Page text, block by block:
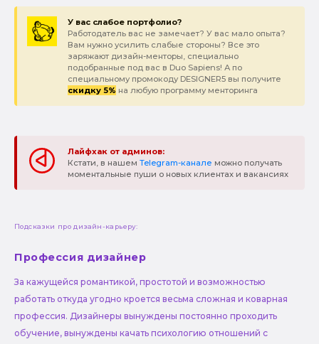
У вас слабое портфолио?
Работодатель вас не замечает? У вас мало опыта?
Вам нужно усилить слабые стороны? Все это
заряжают дизайн-менторы, специально
подобранные под вас в Duo Sapiens! А по
специальному промокоду DESIGNER5 вы получите
скидку 5% на любую программу менторинга
Лайфхак от админов:
Кстати, в нашем Telegram-канале можно получать
моментальные пуши о новых клиентах и вакансиях
Подсказки про дизайн-карьеру:
Профессия дизайнер
За кажущейся романтикой, простотой и возможностью
работать откуда угодно кроется весьма сложная и коварная
профессия. Дизайнеры вынуждены постоянно проходить
обучение, вынуждены качать психологию отношений с